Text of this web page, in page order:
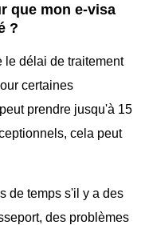
que mon e-visa
?
le délai de traitement
certaines
prendre jusqu'à 15
cela peut
de temps s'il y a des
des problèmes